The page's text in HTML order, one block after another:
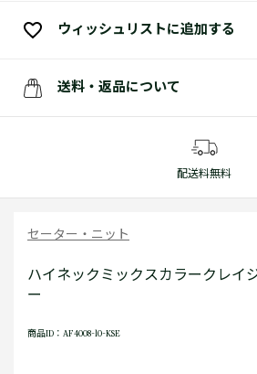
ウィッシュリストに追加する
送料・返品について
配送料無料
セーター・ニット
ハイネックミックスカラークレイ
ー
商品ID：AF4008-10-KSE